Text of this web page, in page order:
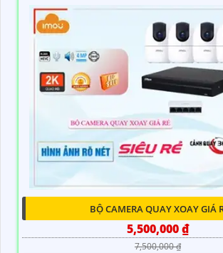
BỘ CAMERA QUAY XOAY GIÁ
5,500,000 ₫
7,500,000 ₫